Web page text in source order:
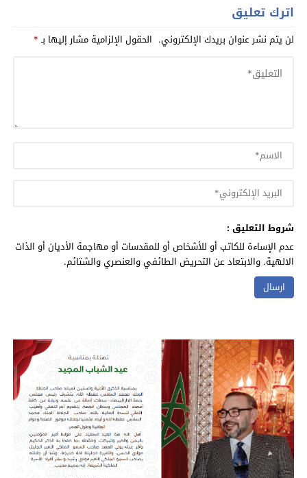
اترك تعليق
لن يتم نشر عنوان بريدك الإلكتروني. الحقول الإلزامية مشار إليها بـ*
شروط التعليق :
عدم الإساءة للكاتب أو للأشخاص أو للمقدسات أو مهاجمة الأديان أو الذات
الالهية. والابتعاد عن التحريض الطائفي والعنصري والشتائم.